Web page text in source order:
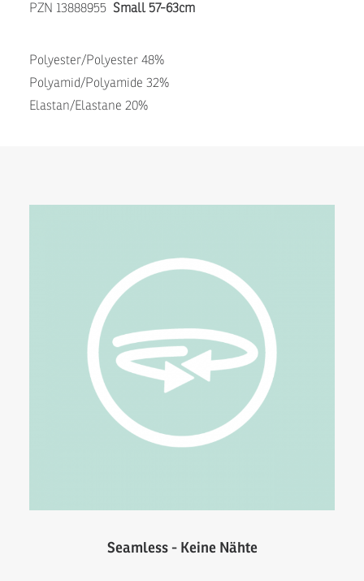
PZN 13888955 Small 57-63cm
Polyester/Polyester 48%
Polyamid/Polyamide 32%
Elastan/Elastane 20%
Seamless - Keine Nähte